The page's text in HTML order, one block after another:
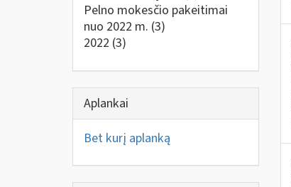
Pelno mokesčio pakeitimai
nuo 2022 m. (3)
2022 (3)
Aplankai
Bet kurį aplanką